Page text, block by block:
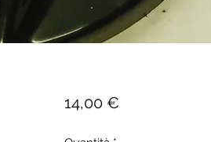
14,00 €Prezzo